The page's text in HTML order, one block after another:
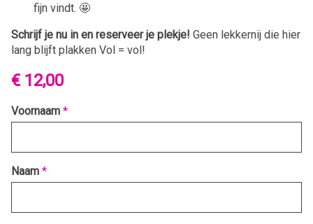
fijn vindt. 🤩
Schrijf je nu in en reserveer je plekje! Geen lekkernij die hier
lang blijft plakken Vol = vol!
€ 12,00
Voornaam *
Naam *